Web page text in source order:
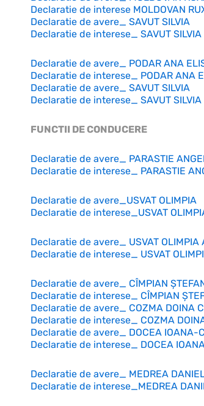
Declaratie de interese MOLDOVAN
Declaratie de avere_ SAVUT SILVIA
Declaratie de interese_ SAVUT SILVIA
Declaratie de avere_ PODAR ANA
Declaratie de interese_ PODAR ANA
Declaratie de avere_ SAVUT SILVIA
Declaratie de interese_ SAVUT SILVIA
FUNCTII DE CONDUCERE
Declaratie de avere_ PARASTIE
Declaratie de interese_ PARASTIE
Declaratie de avere_USVAT OLIMPIA
Declaratie de interese_USVAT
Declaratie de avere_ USVAT OLIMPIA
Declaratie de interese_ USVAT
Declaratie de avere_ CÎMPIAN
Declaratie de interese_ CÎMPIAN
Declaratie de avere_ COZMA DOINA
Declaratie de interese_ COZMA
Declaratie de avere_ DOCEA IOANA-
Declaratie de interese_ DOCEA
Declaratie de avere_ MEDREA
Declaratie de interese_MEDREA